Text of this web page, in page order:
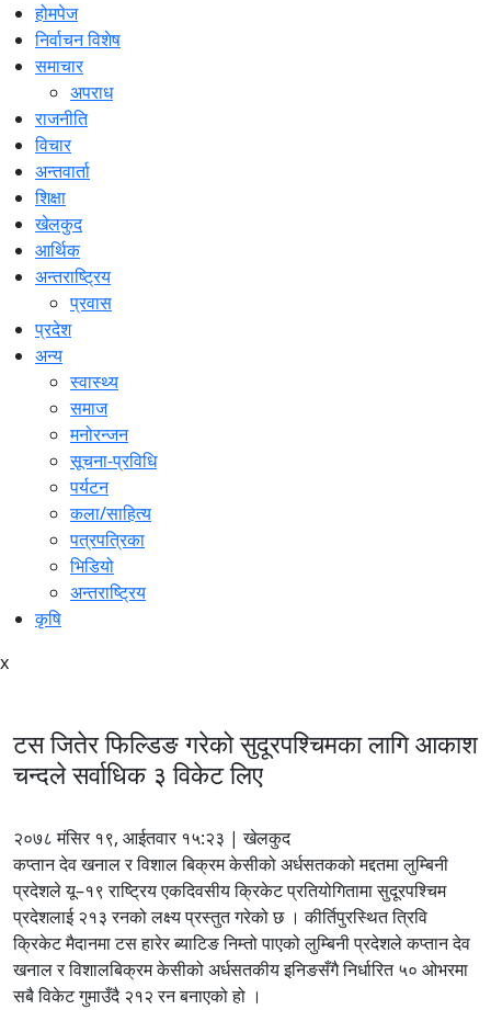
होमपेज
निर्वाचन विशेष
समाचार
अपराध
राजनीति
विचार
अन्तवार्ता
शिक्षा
खेलकुद
आर्थिक
अन्तराष्ट्रिय
प्रवास
प्रदेश
अन्य
स्वास्थ्य
समाज
मनोरन्जन
सूचना-प्रविधि
पर्यटन
कला/साहित्य
पत्रपत्रिका
भिडियो
अन्तराष्ट्रिय
कृषि
x
टस जितेर फिल्डिङ गरेको सुदूरपश्चिमका लागि आकाश
चन्दले सर्वाधिक ३ विकेट लिए
२०७८ मंसिर १९, आईतवार १५:२३ | खेलकुद
कप्तान देव खनाल र विशाल बिक्रम केसीको अर्धसतकको मद्दतमा लुम्बिनी
प्रदेशले यू–१९ राष्ट्रिय एकदिवसीय क्रिकेट प्रतियोगितामा सुदूरपश्चिम
प्रदेशलाई २१३ रनको लक्ष्य प्रस्तुत गरेको छ । कीर्तिपुरस्थित त्रिवि
क्रिकेट मैदानमा टस हारेर ब्याटिङ निम्तो पाएको लुम्बिनी प्रदेशले कप्तान देव
खनाल र विशालबिक्रम केसीको अर्धसतकीय इनिङसँगै निर्धारित ५० ओभरमा
सबै विकेट गुमाउँदै २१२ रन बनाएको हो ।